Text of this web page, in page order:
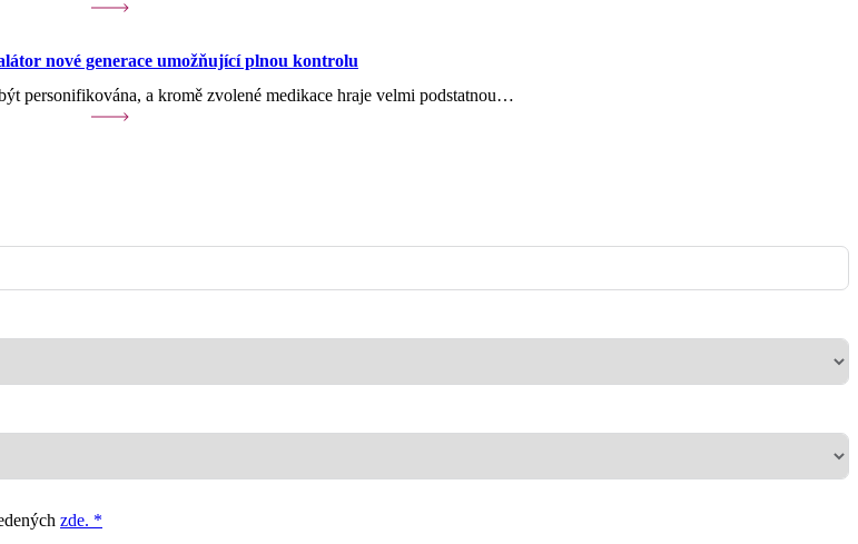
nové generace umožňující plnou kontrolu
personifikována, a kromě zvolené medikace hraje velmi podstatnou…
zde. *